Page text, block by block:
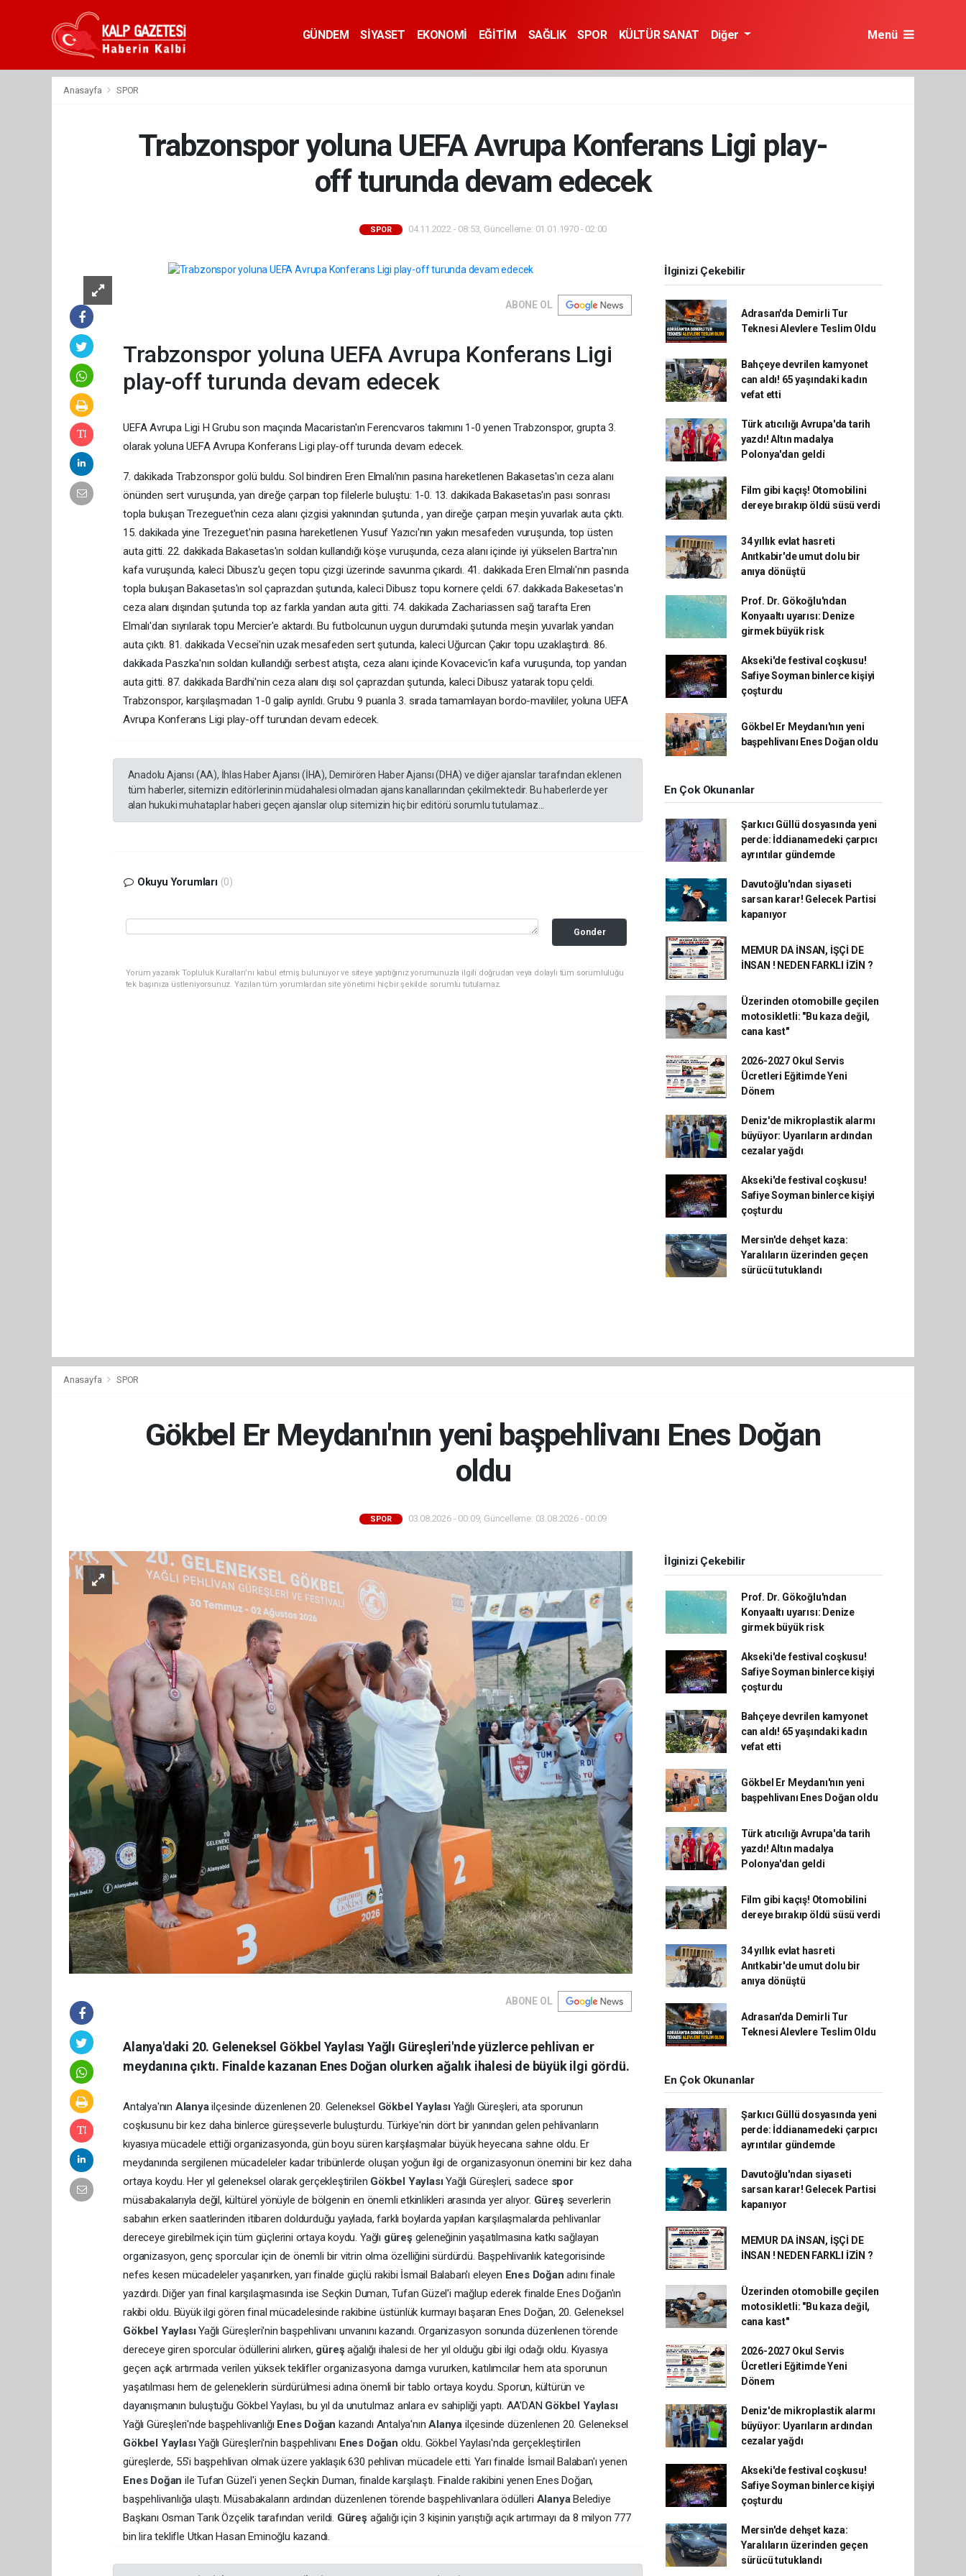
GÜNDEM SİYASET EKONOMİ EĞİTİM SAĞLIK SPOR KÜLTÜR SANAT Diğer Menü
Anasayfa SPOR
Trabzonspor yoluna UEFA Avrupa Konferans Ligi play-
off turunda devam edecek
SPOR 04.11.2022 - 08:53, Güncelleme: 01.01.1970 - 02:00
ABONE OL
Trabzonspor yoluna UEFA Avrupa Konferans Ligi
play-off turunda devam edecek
UEFA Avrupa Ligi H Grubu son maçında Macaristan'ın Ferencvaros takımını 1-0 yenen Trabzonspor, grupta 3.
olarak yoluna UEFA Avrupa Konferans Ligi play-off turunda devam edecek.
7. dakikada Trabzonspor golü buldu. Sol bindiren Eren Elmalı'nın pasına hareketlenen Bakasetas'ın ceza alanı
önünden sert vuruşunda, yan direğe çarpan top filelerle buluştu: 1-0. 13. dakikada Bakasetas'ın pası sonrası
topla buluşan Trezeguet'nin ceza alanı çizgisi yakınından şutunda , yan direğe çarpan meşin yuvarlak auta çıktı.
15. dakikada yine Trezeguet'nin pasına hareketlenen Yusuf Yazıcı'nın yakın mesafeden vuruşunda, top üsten
auta gitti. 22. dakikada Bakasetas'ın soldan kullandığı köşe vuruşunda, ceza alanı içinde iyi yükselen Bartra'nın
kafa vuruşunda, kaleci Dibusz'u geçen topu çizgi üzerinde savunma çıkardı. 41. dakikada Eren Elmalı'nın pasında
topla buluşan Bakasetas'ın sol çaprazdan şutunda, kaleci Dibusz topu kornere çeldi. 67. dakikada Bakesetas'ın
ceza alanı dışından şutunda top az farkla yandan auta gitti. 74. dakikada Zachariassen sağ tarafta Eren
Elmalı'dan sıyrılarak topu Mercier'e aktardı. Bu futbolcunun uygun durumdaki şutunda meşin yuvarlak yandan
auta çıktı. 81. dakikada Vecsei'nin uzak mesafeden sert şutunda, kaleci Uğurcan Çakır topu uzaklaştırdı. 86.
dakikada Paszka'nın soldan kullandığı serbest atışta, ceza alanı içinde Kovacevic'in kafa vuruşunda, top yandan
auta gitti. 87. dakikada Bardhi'nin ceza alanı dışı sol çaprazdan şutunda, kaleci Dibusz yatarak topu çeldi.
Trabzonspor, karşılaşmadan 1-0 galip ayrıldı. Grubu 9 puanla 3. sırada tamamlayan bordo-mavililer, yoluna UEFA
Avrupa Konferans Ligi play-off turundan devam edecek.
Anadolu Ajansı (AA), İhlas Haber Ajansı (İHA), Demirören Haber Ajansı (DHA) ve diğer ajanslar tarafından eklenen
tüm haberler, sitemizin editörlerinin müdahalesi olmadan ajans kanallarından çekilmektedir. Bu haberlerde yer
alan hukuki muhataplar haberi geçen ajanslar olup sitemizin hiç bir editörü sorumlu tutulamaz...
Okuyu Yorumları (0)
Gonder
Yorum yazarak Topluluk Kuralları’nı kabul etmiş bulunuyor ve siteye yaptığınız yorumunuzla ilgili doğrudan veya dolaylı tüm sorumluluğu
tek başınıza üstleniyorsunuz. Yazılan tüm yorumlardan site yönetimi hiçbir şekilde sorumlu tutulamaz.
İlginizi Çekebilir
Adrasan'da Demirli Tur
Teknesi Alevlere Teslim Oldu
Bahçeye devrilen kamyonet
can aldı! 65 yaşındaki kadın
vefat etti
Türk atıcılığı Avrupa'da tarih
yazdı! Altın madalya
Polonya'dan geldi
Film gibi kaçış! Otomobilini
dereye bırakıp öldü süsü verdi
34 yıllık evlat hasreti
Anıtkabir'de umut dolu bir
anıya dönüştü
Prof. Dr. Gökoğlu'ndan
Konyaaltı uyarısı: Denize
girmek büyük risk
Akseki'de festival coşkusu!
Safiye Soyman binlerce kişiyi
çoşturdu
Gökbel Er Meydanı'nın yeni
başpehlivanı Enes Doğan oldu
En Çok Okunanlar
Şarkıcı Güllü dosyasında yeni
perde: İddianamedeki çarpıcı
ayrıntılar gündemde
Davutoğlu'ndan siyaseti
sarsan karar! Gelecek Partisi
kapanıyor
MEMUR DA İNSAN, İŞÇİ DE
İNSAN ! NEDEN FARKLI İZİN ?
Üzerinden otomobille geçilen
motosikletli: "Bu kaza değil,
cana kast"
2026-2027 Okul Servis
Ücretleri Eğitimde Yeni
Dönem
Deniz'de mikroplastik alarmı
büyüyor: Uyarıların ardından
cezalar yağdı
Akseki'de festival coşkusu!
Safiye Soyman binlerce kişiyi
çoşturdu
Mersin'de dehşet kaza:
Yaralıların üzerinden geçen
sürücü tutuklandı
Anasayfa SPOR
Gökbel Er Meydanı'nın yeni başpehlivanı Enes Doğan
oldu
SPOR 03.08.2026 - 00:09, Güncelleme: 03.08.2026 - 00:09
ABONE OL
Alanya'daki 20. Geleneksel Gökbel Yaylası Yağlı Güreşleri'nde yüzlerce pehlivan er
meydanına çıktı. Finalde kazanan Enes Doğan olurken ağalık ihalesi de büyük ilgi gördü.
Antalya'nın Alanyailçesinde düzenlenen 20. Geleneksel Gökbel Yaylası Yağlı Güreşleri, ata sporunun
coşkusunu bir kez daha binlerce güreşseverle buluşturdu. Türkiye'nin dört bir yanından gelen pehlivanların
kıyasıya mücadele ettiği organizasyonda, gün boyu süren karşılaşmalar büyük heyecana sahne oldu. Er
meydanında sergilenen mücadeleler kadar tribünlerde oluşan yoğun ilgi de organizasyonun önemini bir kez daha
ortaya koydu. Her yıl geleneksel olarak gerçekleştirilen Gökbel YaylasıYağlı Güreşleri, sadece spor
müsabakalarıyla değil, kültürel yönüyle de bölgenin en önemli etkinlikleri arasında yer alıyor. Güreş severlerin
sabahın erken saatlerinden itibaren doldurduğu yaylada, farklı boylarda yapılan karşılaşmalarda pehlivanlar
dereceye girebilmek için tüm güçlerini ortaya koydu. Yağlı güreş geleneğinin yaşatılmasına katkı sağlayan
organizasyon, genç sporcular için de önemli bir vitrin olma özelliğini sürdürdü. Başpehlivanlık kategorisinde
nefes kesen mücadeleler yaşanırken, yarı finalde güçlü rakibi İsmail Balaban'ı eleyen Enes Doğanadını finale
yazdırdı. Diğer yarı final karşılaşmasında ise Seçkin Duman, Tufan Güzel'i mağlup ederek finalde Enes Doğan'ın
rakibi oldu. Büyük ilgi gören final mücadelesinde rakibine üstünlük kurmayı başaran Enes Doğan, 20. Geleneksel
Gökbel YaylasıYağlı Güreşleri'nin başpehlivanı unvanını kazandı. Organizasyon sonunda düzenlenen törende
dereceye giren sporcular ödüllerini alırken, güreşağalığı ihalesi de her yıl olduğu gibi ilgi odağı oldu. Kıyasıya
geçen açık artırmada verilen yüksek teklifler organizasyona damga vururken, katılımcılar hem ata sporunun
yaşatılması hem de geleneklerin sürdürülmesi adına önemli bir tablo ortaya koydu. Sporun, kültürün ve
dayanışmanın buluştuğu Gökbel Yaylası, bu yıl da unutulmaz anlara ev sahipliği yaptı. AA'DAN Gökbel Yaylası
Yağlı Güreşleri'nde başpehlivanlığı Enes Doğankazandı Antalya'nınAlanya ilçesinde düzenlenen 20. Geleneksel
Gökbel YaylasıYağlı Güreşleri'nin başpehlivanı Enes Doğan oldu. Gökbel Yaylası'nda gerçekleştirilen
güreşlerde, 55'i başpehlivan olmak üzere yaklaşık 630 pehlivan mücadele etti. Yarı finalde İsmail Balaban'ı yenen
Enes Doğan ile Tufan Güzel'i yenen Seçkin Duman, finalde karşılaştı. Finalde rakibini yenen Enes Doğan,
başpehlivanlığa ulaştı. Müsabakaların ardından düzenlenen törende başpehlivanlara ödülleri AlanyaBelediye
Başkanı Osman Tarık Özçelik tarafından verildi. Güreş ağalığı için 3 kişinin yarıştığı açık artırmayı da 8 milyon 777
bin lira teklifle Utkan Hasan Eminoğlu kazandı.
İlginizi Çekebilir
Prof. Dr. Gökoğlu'ndan
Konyaaltı uyarısı: Denize
girmek büyük risk
Akseki'de festival coşkusu!
Safiye Soyman binlerce kişiyi
çoşturdu
Bahçeye devrilen kamyonet
can aldı! 65 yaşındaki kadın
vefat etti
Gökbel Er Meydanı'nın yeni
başpehlivanı Enes Doğan oldu
Türk atıcılığı Avrupa'da tarih
yazdı! Altın madalya
Polonya'dan geldi
Film gibi kaçış! Otomobilini
dereye bırakıp öldü süsü verdi
34 yıllık evlat hasreti
Anıtkabir'de umut dolu bir
anıya dönüştü
Adrasan'da Demirli Tur
Teknesi Alevlere Teslim Oldu
En Çok Okunanlar
Şarkıcı Güllü dosyasında yeni
perde: İddianamedeki çarpıcı
ayrıntılar gündemde
Davutoğlu'ndan siyaseti
sarsan karar! Gelecek Partisi
kapanıyor
MEMUR DA İNSAN, İŞÇİ DE
İNSAN ! NEDEN FARKLI İZİN ?
Üzerinden otomobille geçilen
motosikletli: "Bu kaza değil,
cana kast"
2026-2027 Okul Servis
Ücretleri Eğitimde Yeni
Dönem
Deniz'de mikroplastik alarmı
büyüyor: Uyarıların ardından
cezalar yağdı
Akseki'de festival coşkusu!
Safiye Soyman binlerce kişiyi
çoşturdu
Mersin'de dehşet kaza:
Yaralıların üzerinden geçen
sürücü tutuklandı